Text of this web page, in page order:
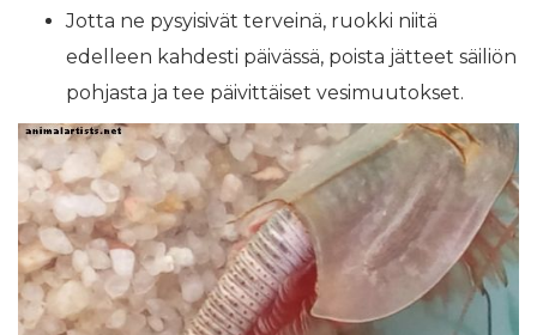
Jotta ne pysyisivät terveinä, ruokki niitä
edelleen kahdesti päivässä, poista jätteet säiliön
pohjasta ja tee päivittäiset vesimuutokset.